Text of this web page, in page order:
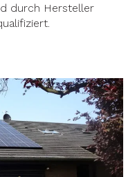
durch Hersteller